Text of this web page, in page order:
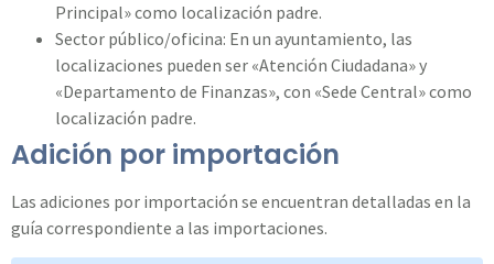
Principal» como localización padre.
Sector público/oficina: En un ayuntamiento, las
localizaciones pueden ser «Atención Ciudadana» y
«Departamento de Finanzas», con «Sede Central» como
localización padre.
Adición por importación
Las adiciones por importación se encuentran detalladas en la
guía correspondiente a las importaciones.